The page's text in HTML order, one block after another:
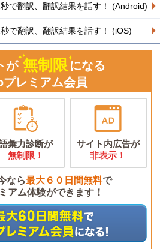
で翻訳、翻訳結果を話す！ (Android)
で翻訳、翻訳結果を話す！ (iOS)
が 無制限になる
レミアム会員
彙力診断が
無制限！
サイト内広告が
非表示！
なら最大６０日間無料で
アム体験ができます！